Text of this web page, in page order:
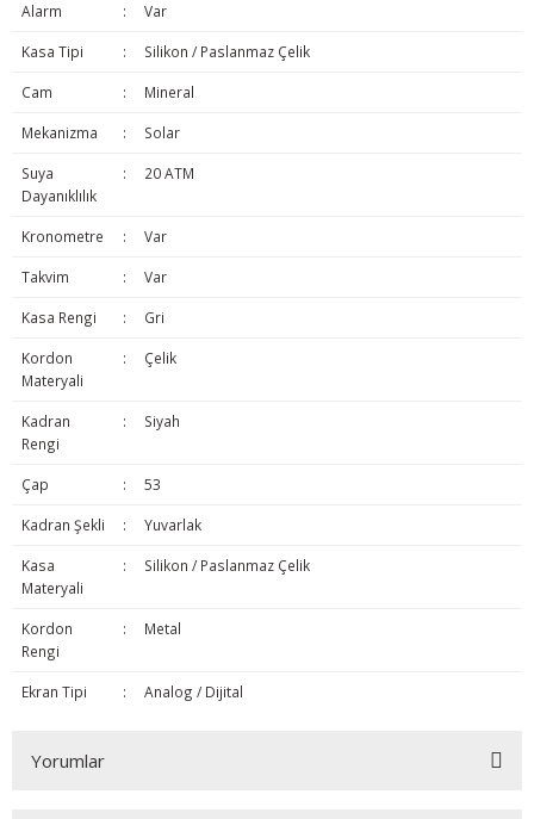
Alarm : Var
Kasa Tipi : Silikon / Paslanmaz Çelik
Cam : Mineral
Mekanizma : Solar
Suya
Dayanıklılık
: 20 ATM
Kronometre : Var
Takvim : Var
Kasa Rengi : Gri
Kordon
Materyali
: Çelik
Kadran
Rengi
: Siyah
Çap : 53
Kadran Şekli : Yuvarlak
Kasa
Materyali
: Silikon / Paslanmaz Çelik
Kordon
Rengi
: Metal
Ekran Tipi : Analog / Dijital
Yorumlar